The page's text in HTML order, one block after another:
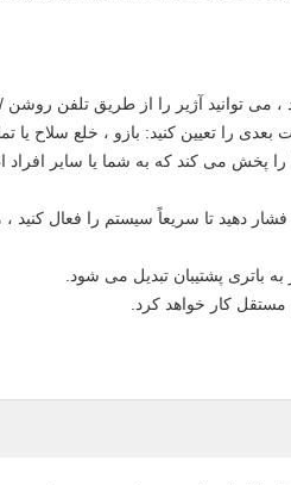
، می توانید آژیر را از طریق تلفن روشن
را تعیین کنید: بازو ، خلع سلاح یا
پخش می کند که به شما یا سایر افراد
دهید تا سریعاً سیستم را فعال
باتری پشتیبان تبدیل می شود.
کار خواهد کرد.